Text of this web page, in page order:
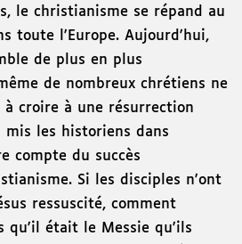
le christianisme se répand au
toute l'Europe. Aujourd'hui,
de plus en plus
de nombreux chrétiens ne
à croire à une résurrection
mis les historiens dans
compte du succès
Si les disciples n'ont
ressuscité, comment
qu'il était le Messie qu'ils